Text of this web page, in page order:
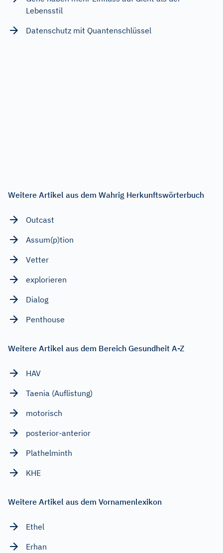
Lebensstil
Datenschutz mit Quantenschlüssel
Weitere Artikel aus dem Wahrig Herkunftswörterbuch
Outcast
Assum(p)tion
Vetter
explorieren
Dialog
Penthouse
Weitere Artikel aus dem Bereich Gesundheit A-Z
HAV
Taenia (Auflistung)
motorisch
posterior-anterior
Plathelminth
KHE
Weitere Artikel aus dem Vornamenlexikon
Ethel
Erhan